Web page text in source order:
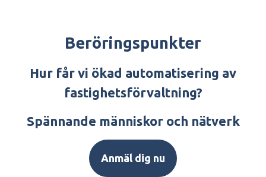
Beröringspunkter
Hur får vi ökad automatisering av
fastighetsförvaltning?
Spännande människor och nätverk
Anmäl dig nu